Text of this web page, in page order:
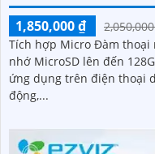
1,850,000 ₫
Tích hợp Micro Đàm thoại mạng lưới LAN và Wi-Fi Hỗ trợ thẻ
nhớ MicroSD lên đến
ứng dụng trên điện thoại
động,...